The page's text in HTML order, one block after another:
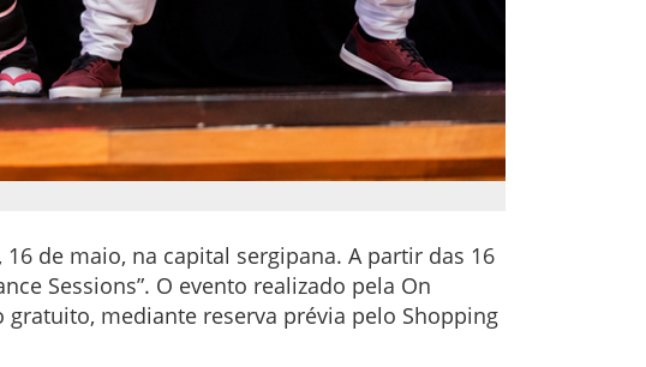
de maio, na capital sergipana. A partir das 16
Sessions”. O evento realizado pela On
gratuito, mediante reserva prévia pelo Shopping